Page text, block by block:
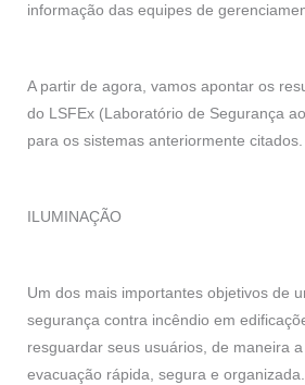
informação das equipes de
A partir de agora, vamos apontar os
do LSFEx (Laboratório de Segurança
para os sistemas anteriormente citados.
ILUMINAÇÃO
Um dos mais importantes objetivos de
segurança contra incêndio em
resguardar seus usuários, de maneira
evacuação rápida, segura e